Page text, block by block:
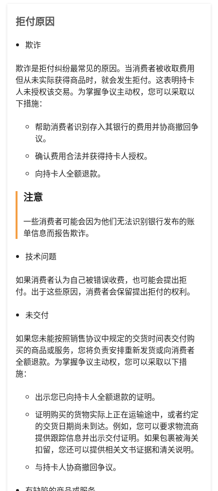
拒付原因
欺诈
欺诈是拒付纠纷最常见的原因。当消费者被收取费用
但从未实际获得商品时，就会发生拒付。这表明持卡
人未授权该交易。为掌握争议主动权，您可以采取以
下措施：
帮助消费者识别存入其银行的费用并协商撤回争
议。
确认费用合法并获得持卡人授权。
向持卡人全额退款。
注意
一些消费者可能会因为他们无法识别银行发布的账
单信息而报告欺诈。
技术问题
如果消费者认为自己被错误收费，也可能会提出拒
付。出于这些原因，消费者会保留提出拒付的权利。
未交付
如果您未能按照销售协议中规定的交货时间表交付购
买的商品或服务，您将负责安排重新发货或向消费者
全额退款。为掌握争议主动权，您可以采取以下措
施：
出示您已向持卡人全额退款的证明。
证明购买的货物实际上正在运输途中，或者约定
的交货日期尚未到达。例如，您可以要求物流商
提供跟踪信息并出示交付证明。如果包裹被海关
扣留，您还可以提供相关文书证据和清关说明。
与持卡人协商撤回争议。